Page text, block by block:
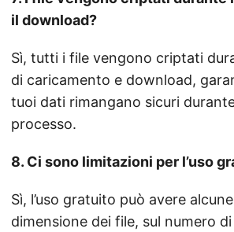
il download?
Sì, tutti i file vengono criptati
di caricamento e download,
tuoi dati rimangano sicuri
processo.
8. Ci sono limitazioni per l’uso
Sì, l’uso gratuito può avere
dimensione dei file, sul numero